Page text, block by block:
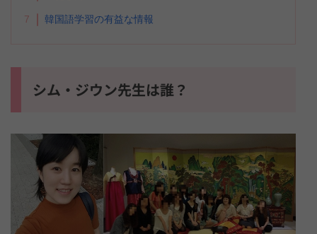
7 韓国語学習の有益な情報
シム・ジウン先生は誰？